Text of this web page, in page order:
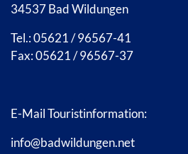
34537 Bad Wildungen
Tel.: 05621 / 96567-41
Fax: 05621 / 96567-37
E-Mail Touristinformation:
info@badwildungen.net